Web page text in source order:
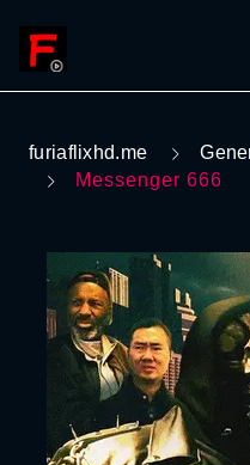
furiaflixhd.me
Messenger 666